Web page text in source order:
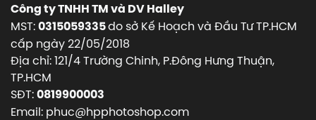
Công ty TNHH TM và DV Halley
MST:0315059335do sở Kế Hoạch và Đầu Tư TP.HCM
cấp ngày 22/05/2018
Địa chỉ: 121/4 Trường Chinh, P.Đông Hưng Thuận,
TP.HCM
SĐT:0819900003
Email: phuc@hpphotoshop.com